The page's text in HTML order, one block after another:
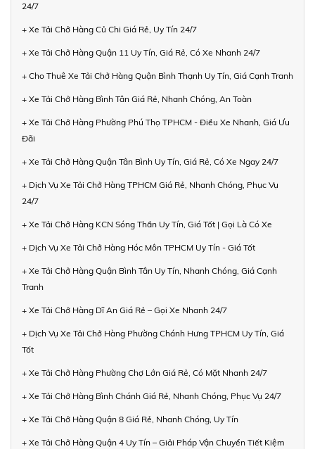
24/7
+ Xe Tải Chở Hàng Củ Chi Giá Rẻ, Uy Tín 24/7
+ Xe Tải Chở Hàng Quận 11 Uy Tín, Giá Rẻ, Có Xe Nhanh 24/7
+ Cho Thuê Xe Tải Chở Hàng Quận Bình Thạnh Uy Tín, Giá Cạnh Tranh
+ Xe Tải Chở Hàng Bình Tân Giá Rẻ, Nhanh Chóng, An Toàn
+ Xe Tải Chở Hàng Phường Phú Thọ TPHCM - Điều Xe Nhanh, Giá Ưu
Đãi
+ Xe Tải Chở Hàng Quận Tân Bình Uy Tín, Giá Rẻ, Có Xe Ngay 24/7
+ Dịch Vụ Xe Tải Chở Hàng TPHCM Giá Rẻ, Nhanh Chóng, Phục Vụ
24/7
+ Xe Tải Chở Hàng KCN Sóng Thần Uy Tín, Giá Tốt | Gọi Là Có Xe
+ Dịch Vụ Xe Tải Chở Hàng Hóc Môn TPHCM Uy Tín - Giá Tốt
+ Xe Tải Chở Hàng Quận Bình Tân Uy Tín, Nhanh Chóng, Giá Cạnh
Tranh
+ Xe Tải Chở Hàng Dĩ An Giá Rẻ – Gọi Xe Nhanh 24/7
+ Dịch Vụ Xe Tải Chở Hàng Phường Chánh Hưng TPHCM Uy Tín, Giá
Tốt
+ Xe Tải Chở Hàng Phường Chợ Lớn Giá Rẻ, Có Mặt Nhanh 24/7
+ Xe Tải Chở Hàng Bình Chánh Giá Rẻ, Nhanh Chóng, Phục Vụ 24/7
+ Xe Tải Chở Hàng Quận 8 Giá Rẻ, Nhanh Chóng, Uy Tín
+ Xe Tải Chở Hàng Quận 4 Uy Tín – Giải Pháp Vận Chuyển Tiết Kiệm